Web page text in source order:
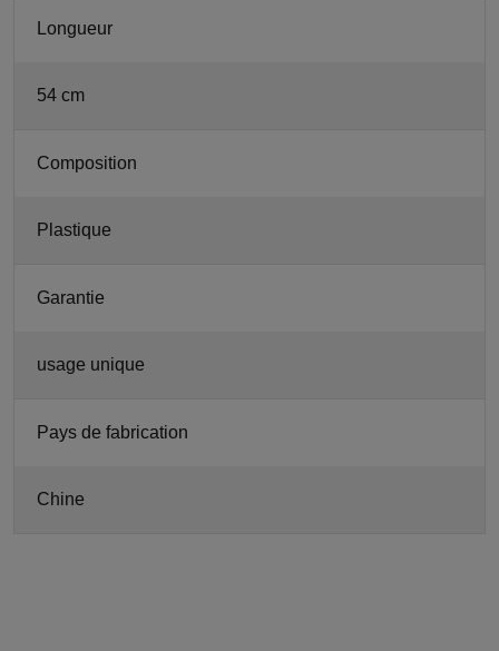
Longueur
54 cm
Composition
Plastique
Garantie
usage unique
Pays de fabrication
Chine